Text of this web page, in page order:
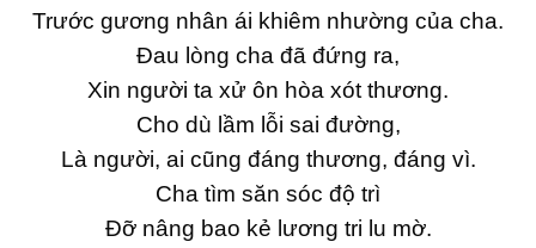
Trước gương nhân ái khiêm nhường của cha.
Đau lòng cha đã đứng ra,
Xin người ta xử ôn hòa xót thương.
Cho dù lầm lỗi sai đường,
Là người, ai cũng đáng thương, đáng vì.
Cha tìm săn sóc độ trì
Đỡ nâng bao kẻ lương tri lu mờ.